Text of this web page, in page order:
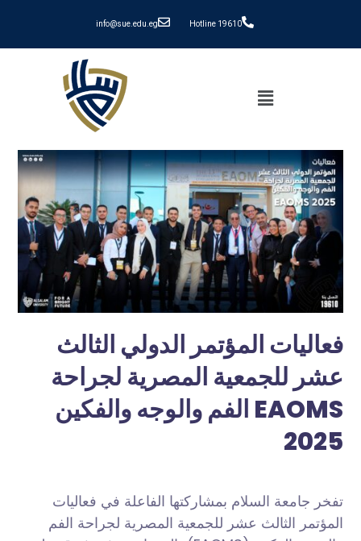
info@sue.edu.eg Hotline 19610
فعاليات المؤتمر الدولي الثالث
عشر للجمعية المصرية لجراحة
الفم والوجه والفكين EAOMS
2025
تفخر جامعة السلام بمشاركتها الفاعلة في فعاليات
المؤتمر الثالث عشر للجمعية المصرية لجراحة الفم